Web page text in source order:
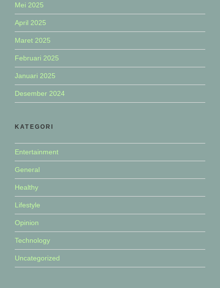
Mei 2025
April 2025
Maret 2025
Februari 2025
Januari 2025
Desember 2024
KATEGORI
Entertainment
General
Healthy
Lifestyle
Opinion
Technology
Uncategorized